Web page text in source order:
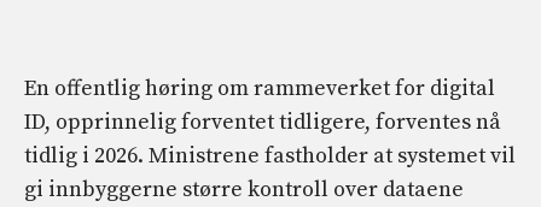
En offentlig høring om rammeverket for digital
ID, opprinnelig forventet tidligere, forventes nå
tidlig i 2026. Ministrene fastholder at systemet vil
gi innbyggerne større kontroll over dataene